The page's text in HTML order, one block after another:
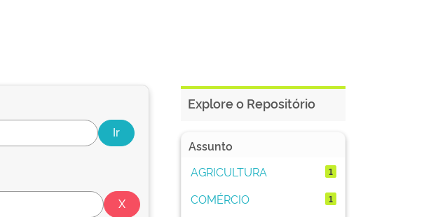
Explore o Repositório
Assunto
AGRICULTURA
1
COMÉRCIO 1